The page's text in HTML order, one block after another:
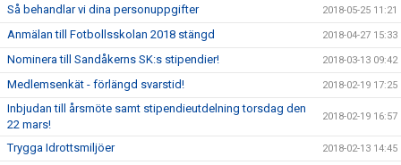
Så behandlar vi dina personuppgifter 2018-05-25 11:21
Anmälan till Fotbollsskolan 2018 stängd 2018-04-27 15:33
Nominera till Sandåkerns SK:s stipendier! 2018-03-13 09:42
Medlemsenkät - förlängd svarstid! 2018-02-19 17:25
Inbjudan till årsmöte samt stipendieutdelning torsdag den
22 mars!
2018-02-19 16:57
Trygga Idrottsmiljöer 2018-02-13 14:45